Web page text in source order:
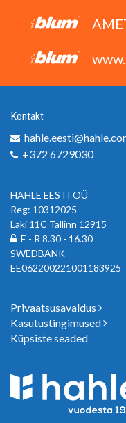
Kontakt
+372 6729030
HAHLE EESTI OÜ
Reg: 10312025
Laki 11C Tallinn 12915
E - R 8.30 - 16.30
SWEDBANK
EE062200221001183925
Privaatsusavaldus
Kasutustingimused
Küpsiste seaded